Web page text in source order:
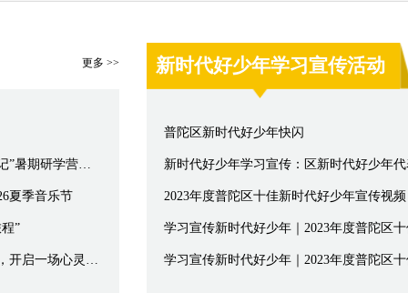
更多 >>
一米高度看城市，少年议事启新思, “小湾探城记”暑期研学营圆满落幕
夏季音乐节
”
赶走情绪小怪兽！长风少年走进神奇解压课堂，开启一场心灵探险记
新时代好少年学习宣传活动
普陀区新时代好少年快闪
2023年度普陀区十佳新时代好少年宣传视频